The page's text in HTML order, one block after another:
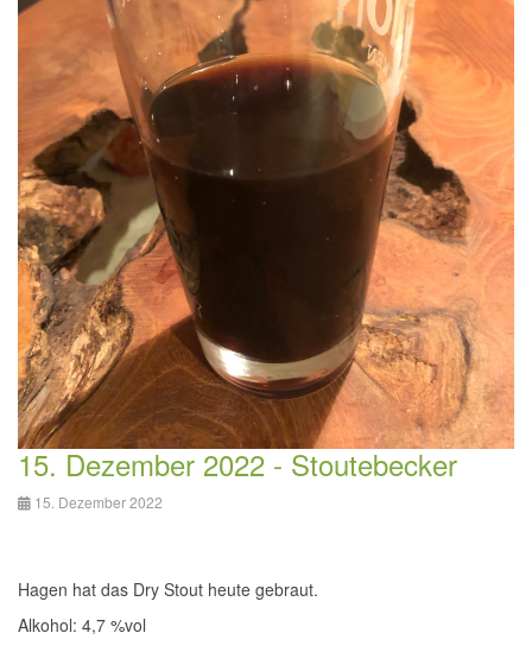
15. Dezember 2022 - Stoutebecker
15. Dezember 2022
Hagen hat das Dry Stout heute gebraut.
Alkohol: 4,7 %vol